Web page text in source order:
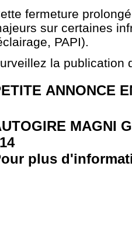
fermeture
sur certaines
PAPI).
la publication
ANNONCE
MAGNI
plus